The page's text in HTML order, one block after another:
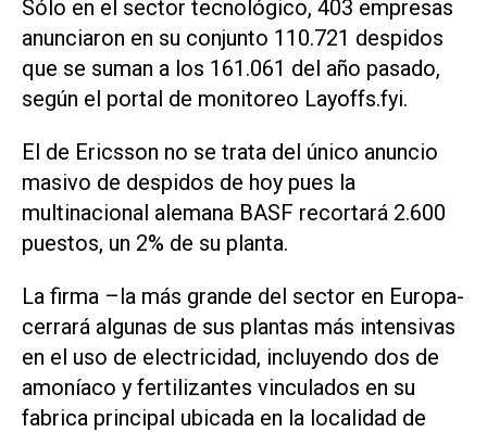
Sólo en el sector tecnológico, 403 empresas
anunciaron en su conjunto 110.721 despidos
que se suman a los 161.061 del año pasado,
según el portal de monitoreo Layoffs.fyi.
El de Ericsson no se trata del único anuncio
masivo de despidos de hoy pues la
multinacional alemana BASF recortará 2.600
puestos, un 2% de su planta.
La firma –la más grande del sector en Europa-
cerrará algunas de sus plantas más intensivas
en el uso de electricidad, incluyendo dos de
amoníaco y fertilizantes vinculados en su
fabrica principal ubicada en la localidad de